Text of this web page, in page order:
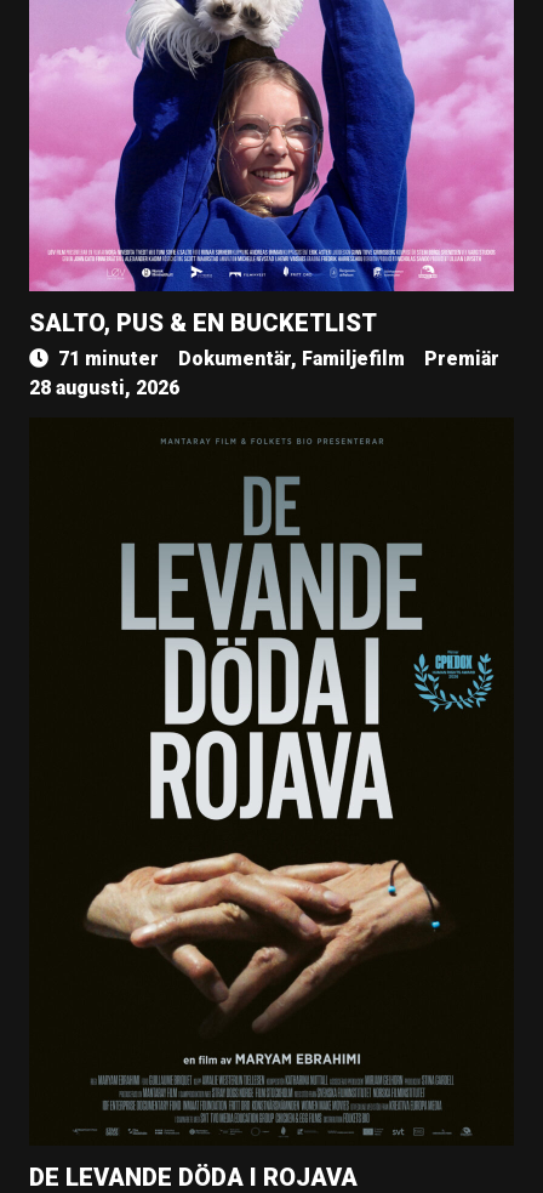
SALTO, PUS & EN BUCKETLIST
71 minuter Dokumentär, Familjefilm
Premiär
28 augusti, 2026
DE LEVANDE DÖDA I ROJAVA